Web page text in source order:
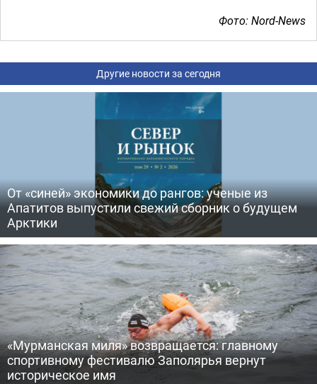
Фото: Nord-News
Другие новости за сегодня
От «синей» экономики до рангов: ученые из
Апатитов выпустили свежий сборник о будущем
Арктики
«Мурманская миля» возвращается: главному
спортивному фестивалю Заполярья вернут
историческое имя